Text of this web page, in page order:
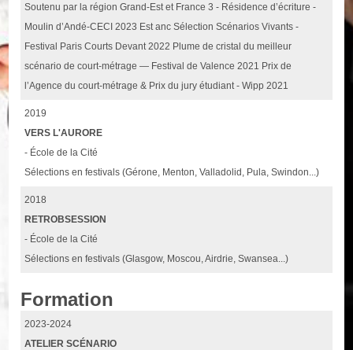
Soutenu par la région Grand-Est et France 3 - Résidence d’écriture -
Moulin d’Andé-CECI 2023 Est anc Sélection Scénarios Vivants -
Festival Paris Courts Devant 2022 Plume de cristal du meilleur
scénario de court-métrage — Festival de Valence 2021 Prix de
l’Agence du court-métrage & Prix du jury étudiant - Wipp 2021
2019
VERS L'AURORE
- École de la Cité
Sélections en festivals (Gérone, Menton, Valladolid, Pula, Swindon...)
2018
RETROBSESSION
- École de la Cité
Sélections en festivals (Glasgow, Moscou, Airdrie, Swansea...)
Formation
2023-2024
ATELIER SCÉNARIO